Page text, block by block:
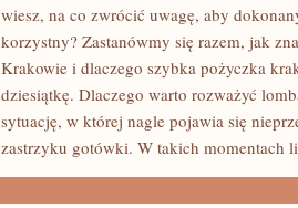
wiesz, na co zwrócić uwagę, aby
korzystny? Zastanówmy się razem, jak
Krakowie i dlaczego szybka pożyczka
dziesiątkę. Dlaczego warto rozważyć
sytuację, w której nagle pojawia się
zastrzyku gotówki. W takich momentach